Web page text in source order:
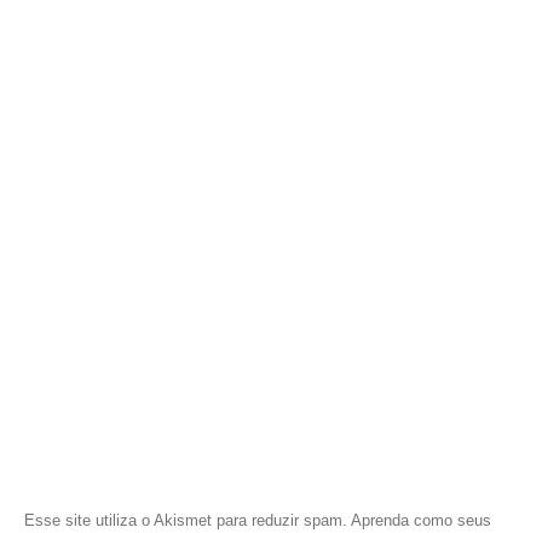
Esse site utiliza o Akismet para reduzir spam. Aprenda como seus